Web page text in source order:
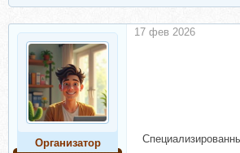
Организатор
17 фев 2026